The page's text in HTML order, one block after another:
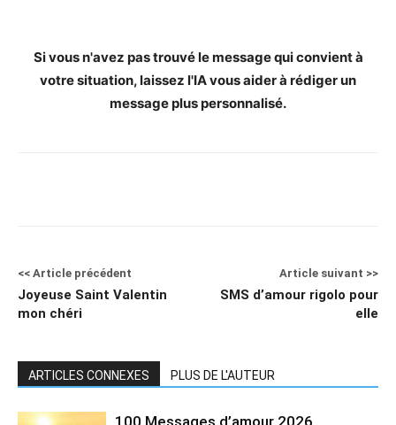
Si vous n'avez pas trouvé le message qui convient à
votre situation, laissez l'IA vous aider à rédiger un
message plus personnalisé.
<< Article précédent
Joyeuse Saint Valentin
mon chéri
Article suivant >>
SMS d’amour rigolo pour
elle
ARTICLES CONNEXES PLUS DE L'AUTEUR
100 Messages d’amour 2026